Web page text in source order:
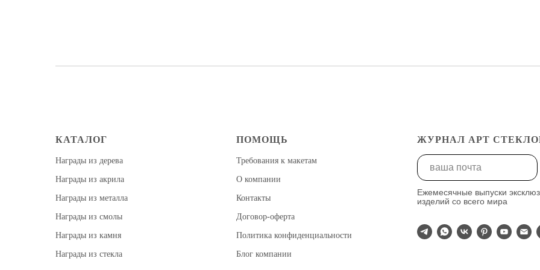
КАТАЛОГ
Награды из дерева
Награды из акрила
Награды из металла
Награды из смолы
Награды из камня
Награды из стекла
ПОМОЩЬ
Требования к макетам
О компании
Контакты
Договор-оферта
Политика конфиденциальности
Блог компании
ЖУРНАЛ АРТ
Ежемесячные выпуски
изделий со всего мира